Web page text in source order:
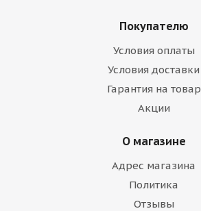
Покупателю
Условия оплаты
Условия доставки
Гарантия на товар
Акции
О магазине
Адрес магазина
Политика
Отзывы